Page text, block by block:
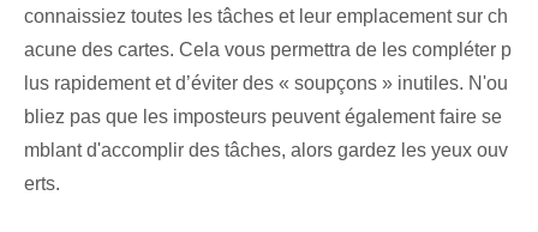
connaissiez toutes les tâches et leur emplacement sur ch
acune des cartes. Cela vous permettra de les compléter p
lus rapidement et d’éviter des « soupçons » inutiles. N'ou
bliez pas que les imposteurs peuvent également faire se
mblant d'accomplir des tâches, alors gardez les yeux ouv
erts.